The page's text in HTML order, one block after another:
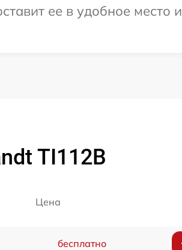
ее в удобное место и
TI112B
Цена
бесплатно